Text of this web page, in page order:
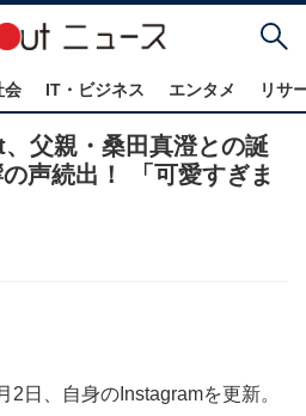
会 IT・ビジネス エンタメ リサ
、父親・桑田真澄との誕
声続出！ 「可愛すぎま
2日、自身のInstagramを更新。